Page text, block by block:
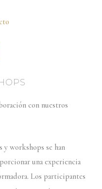
con nuestros
y workshops se han
una experiencia
Los participantes